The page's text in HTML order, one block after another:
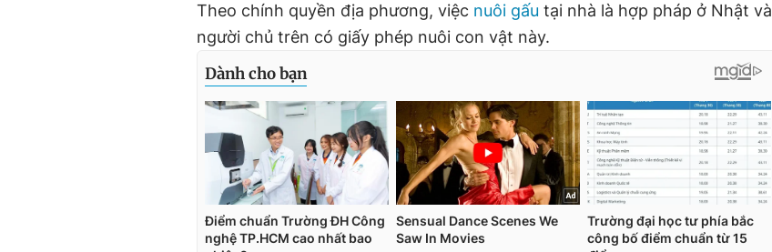
Theo chính quyền địa phương, việc nuôi gấu tại nhà là hợp pháp ở Nhật và
người chủ trên có giấy phép nuôi con vật này.